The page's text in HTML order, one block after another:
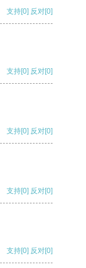
支持[0] 反对[0]
支持[0] 反对[0]
支持[0] 反对[0]
支持[0] 反对[0]
支持[0] 反对[0]